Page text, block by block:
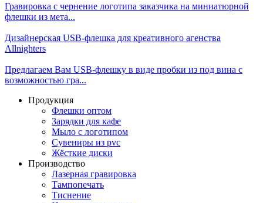
Гравировка с чернение логотипа заказчика на миниатюрной
флешки из мета...
Дизайнерская USB-флешка для креативного агенства
Allnighters
Предлагаем Вам USB-флешку в виде пробки из под вина с
возможностью гра...
Продукция
Флешки оптом
Зарядки для кафе
Мыло с логотипом
Сувениры из pvc
Жёсткие диски
Производство
Лазерная гравировка
Тампопечать
Тиснение